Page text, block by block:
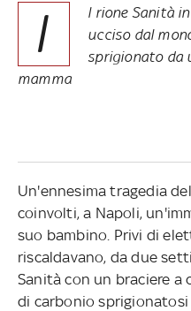
I
l rione Sanità
ucciso dal
sprigionato da
mamma
Un'ennesima tragedia
coinvolti, a Napoli,
suo bambino. Privi di
riscaldavano, da due
Sanità con un braciere a
di carbonio